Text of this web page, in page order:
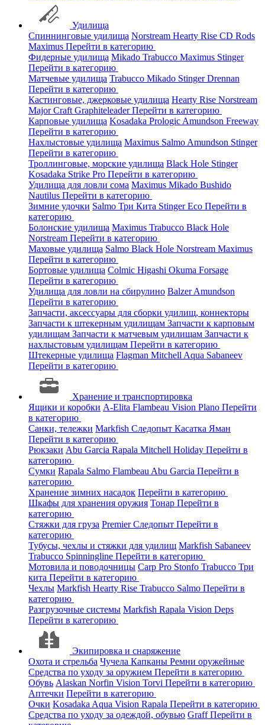
Удилища
Спиннинговые удилища Norstream Hearty Rise CD Rods
Maximus Перейти в категорию
Фидерные удилища Mikado Trabucco Maximus Stinger
Перейти в категорию
Матчевые удилища Trabucco Mikado StingerDrennan
Перейти в категорию
Кастинговые, джерковые удилища Hearty Rise Norstream
Major Craft GraphiteleaderПерейти в категорию
Карповые удилища Kosadaka Prologic Amundson Freeway
Перейти в категорию
Нахлыстовые удилища Maximus Salmo Amundson Stinger
Перейти в категорию
Троллинговые, морские удилища Black Hole Stinger
Kosadaka Strike Pro Перейти в категорию
Удилища для ловли сома Maximus Mikado Bushido
Nautilus Перейти в категорию
Зимние удочки Salmo Три Кита StingerEco Перейти в
категорию
Болонские удилища Maximus Trabucco Black Hole
Norstream Перейти в категорию
Маховые удилища Salmo Black Hole Norstream Maximus
Перейти в категорию
Бортовые удилища Colmic Higashi Okuma Forsage
Перейти в категорию
Удилища для ловли на сбирулино BalzerAmundson
Перейти в категорию
Запчасти, аксессуары для сборки удилищ, коннекторы
Запчасти к штекерным удилищам Запчасти к карповым
удилищам Запчасти к матчевым удилищам Запчасти к
нахлыстовым удилищам Перейти в категорию
Штекерные удилища Flagman Mitchell Aqua Sabaneev
Перейти в категорию
Хранение и транспортировка
Ящики и коробки A-Elita Flambeau Vision Plano Перейти
в категорию
Санки, тележки Markfish Следопыт Касатка Яман
Перейти в категорию
Рюкзаки Abu Garcia Rapala Mitchell Holiday Перейти в
категорию
Сумки Rapala Salmo Flambeau Abu Garcia Перейти в
категорию
Хранение зимних насадок Перейти в категорию
Шкафы для хранения оружия Тонар Перейти в
категорию
Стяжки для груза PremierСледопыт Перейти в
категорию
Тубусы, чехлы и стяжки для удилищ Markfish Sabaneev
Trabucco Spinningline Перейти в категорию
Мотовила и поводочницы Carp Pro Stonfo Trabucco Три
кита Перейти в категорию
Чехлы Markfish Hearty Rise Trabucco Salmo Перейти в
категорию
Разгрузочные системы Markfish Rapala Vision Deps
Перейти в категорию
Экипировка и снаряжение
Охота и стрельба Чучела Капканы Ремни оружейные
Средства по уходу за оружием Перейти в категорию
Обувь Alaskan Norfin Vision Torvi Перейти в категорию
Аптечки Перейти в категорию
Очки Kosadaka Aqua Vision Rapala Перейти в категорию
Средства по уходу за одеждой, обувью GraffПерейти в